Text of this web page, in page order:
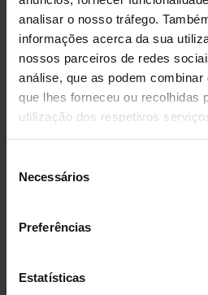
analisar o nosso tráfego.
informações acerca da sua
nossos parceiros de redes
análise, que as podem
que lhes forneceu ou recolhidas
utilização dos respetivos
Necessários
Preferências
Estatísticas
5 kg 65 g
6 kg 75 g
7 kg + 11 g
Como fazer a transição
Feline k/d with Chicken
50% ração antiga +
Dias 7-9:
25% ração antiga +